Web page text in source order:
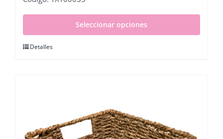
Seleccionar opciones
Detalles